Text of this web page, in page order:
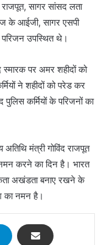
राजपूत, सागर सांसद लता
के आईजी, सागर एसपी
परिजन उपस्थित थे।
पर अमर शहीदों को
ने शहीदों को परेड कर
पुलिस कर्मियों के परिजनों का
मंत्री गोविंद राजपूत
करने का दिन है। भारत
अखंडता बनाए रखने के
का नमन है।